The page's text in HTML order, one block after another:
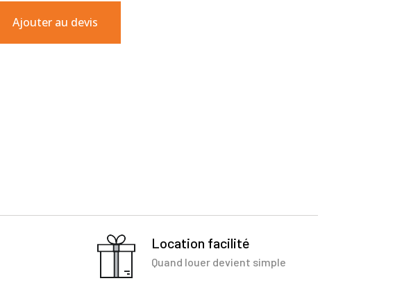
Ajouter au devis
Location facilité
Quand louer devient simple